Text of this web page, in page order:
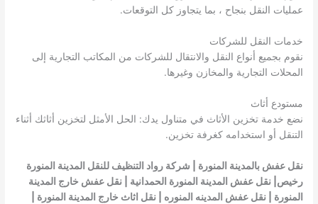
عمليات النقل بنجاح ، بما يتجاوز كل التوقعات.
خدمات النقل للشركات
نقوم بجميع أنواع النقل والانتقال للشركات من المكاتب التجارية إلى
المحلات التجارية والمخازن وغيرها.
مستودع أثاث
نضع خدمة تخزين الأثاث في متناول يدك: الحل الأمثل لتخزين أثاثك أثناء
التنقل أو استخدامه كغرفة تخزين.
نقل عفش بالمدينة المنورة | شركة رواد التنظيف للنقل المدينة المنورة
رخيص| نقل عفش المدينة المنورة الحمدانية | نقل عفش خارج المدينة
المنورة |نقل عفش المدينه المنوره | نقل اثاث خارج المدينة المنورة |